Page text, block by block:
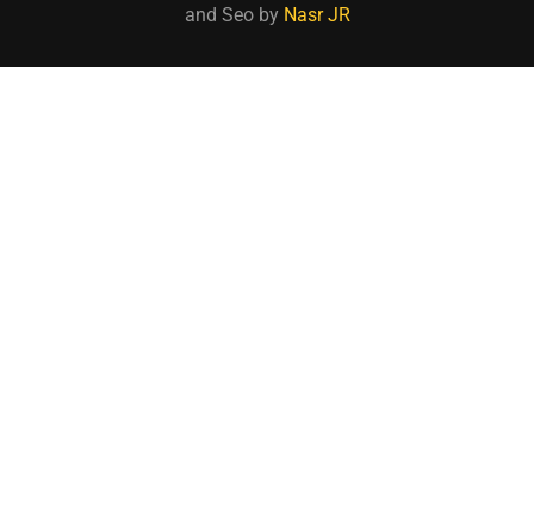
and Seo by Nasr JR